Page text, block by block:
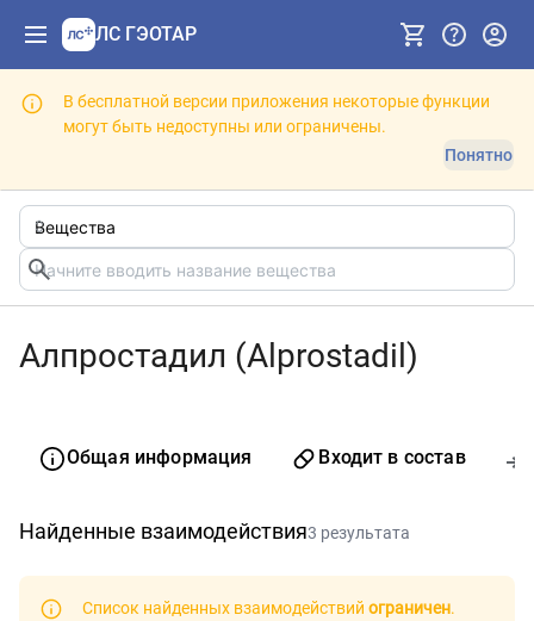
ЛС ГЭОТАР
В бесплатной версии приложения некоторые функции
могут быть недоступны или ограничены.
Понятно
Алпростадил (Alprostadil)
Общая информация Входит в состав
Найденные взаимодействия3 результата
Список найденных взаимодействий ограничен.